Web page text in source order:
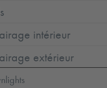
intérieur
extérieur